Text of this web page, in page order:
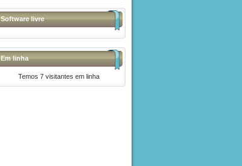
Software livre
Em linha
Temos 7 visitantes em linha